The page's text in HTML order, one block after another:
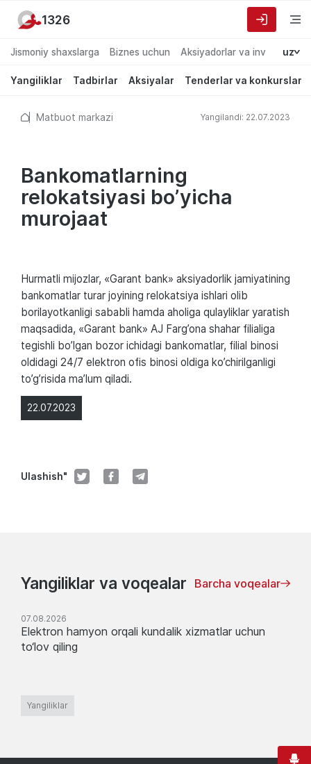
Jismoniy shaxslarga Biznes uchun Aksiyadorlar va investorlarga
uz
Yangiliklar Tadbirlar Aksiyalar Tenderlar va konkurslar
1326
Matbuot markazi Yangilandi: 22.07.2023
Bankomatlarning
relokatsiyasi bo’yicha
murojaat
22.07.2023
Ulashish"
Hurmatli mijozlar, «Garant bank» aksiyadorlik jamiyatining
bankomatlar turar joyining relokatsiya ishlari olib
borilayotkanligi sababli hamda aholiga qulayliklar yaratish
maqsadida, «Garant bank» AJ Farg’ona shahar filialiga
tegishli bo’lgan bozor ichidagi bankomatlar, filial binosi
oldidagi 24/7 elektron ofis binosi oldiga ko’chirilganligi
to’g’risida ma’lum qiladi.
Yangiliklar va voqealar Barcha voqealar
07.08.2026
Elektron hamyon orqali kundalik xizmatlar uchun
to‘lov qiling
Yangiliklar